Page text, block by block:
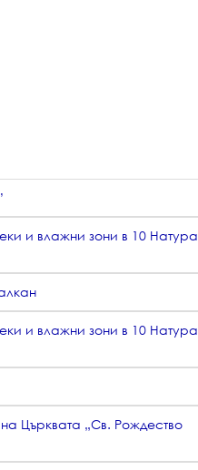
и влажни зони в 10 Натура
и влажни зони в 10 Натура
Църквата „Св. Рождество